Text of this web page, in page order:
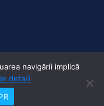
- 2025.
navigării implică
detalii